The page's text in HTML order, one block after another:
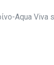
Aqua Viva